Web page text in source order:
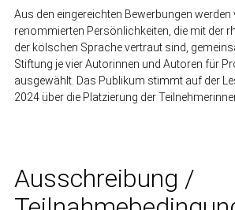
Aus den eingereichten Bewerbungen werden
renommierten Persönlichkeiten, die mit der
der kölschen Sprache vertraut sind,
Stiftung je vier Autorinnen und Autoren für
ausgewählt. Das Publikum stimmt auf der
2024 über die Platzierung der
Ausschreibung /